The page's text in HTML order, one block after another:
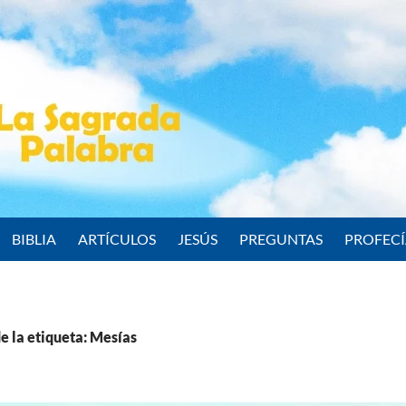
BIBLIA ARTÍCULOS JESÚS PREGUNTAS
la etiqueta: Mesías